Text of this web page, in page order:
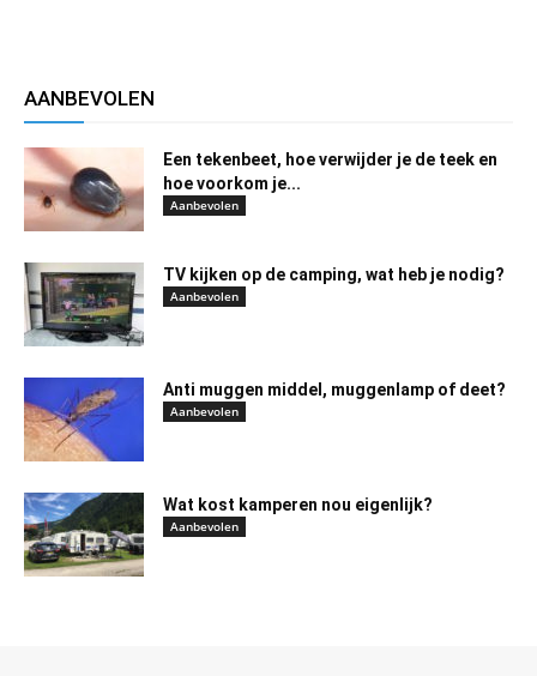
AANBEVOLEN
Een tekenbeet, hoe verwijder je de teek en
hoe voorkom je...
Aanbevolen
TV kijken op de camping, wat heb je nodig?
Aanbevolen
Anti muggen middel, muggenlamp of deet?
Aanbevolen
Wat kost kamperen nou eigenlijk?
Aanbevolen